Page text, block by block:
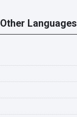
Other Languages